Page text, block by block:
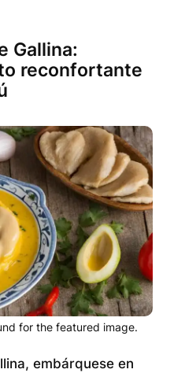
Gallina:
reconfortante
for the featured image.
embárquese en